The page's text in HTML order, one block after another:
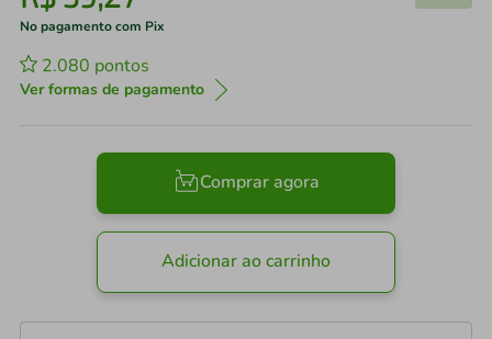
No pagamento com Pix
2.080 pontos
Ver formas de pagamento
Comprar agora
Adicionar ao carrinho